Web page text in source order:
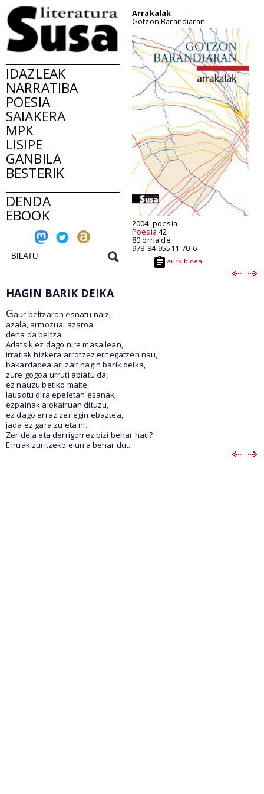
IDAZLEAK
NARRATIBA
POESIA
SAIAKERA
MPK
LISIPE
GANBILA
BESTERIK
DENDA
EBOOK
Arrakalak
Gotzon Barandiaran
2004, poesia
Poesia 42
80 orrialde
978-84-95511-70-6
aurkibidea
HAGIN BARIK DEIKA
Gaur beltzaran esnatu naiz;
azala, armozua, azaroa
dena da beltza.
Adatsik ez dago nire masailean,
irratiak hizkera arrotzez ernegatzen nau,
bakardadea ari zait hagin barik deika,
zure gogoa urruti abiatu da,
ez nauzu betiko maite,
lausotu dira epeletan esanak,
ezpainak alokairuan dituzu,
ez dago erraz zer egin ebaztea,
jada ez gara zu eta ni.
Zer dela eta derrigorrez bizi behar hau?
Erruak zuritzeko elurra behar dut.